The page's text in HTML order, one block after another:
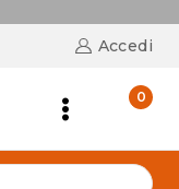
Accedi
0